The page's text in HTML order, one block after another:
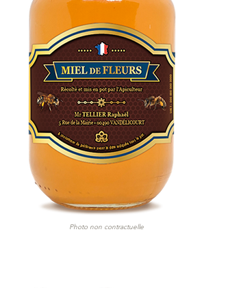
Photo non contractuelle